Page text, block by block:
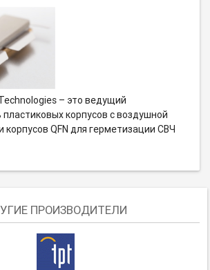
– это ведущий
корпусов с воздушной
корпусов QFN для герметизации СВЧ
ПРОИЗВОДИТЕЛИ